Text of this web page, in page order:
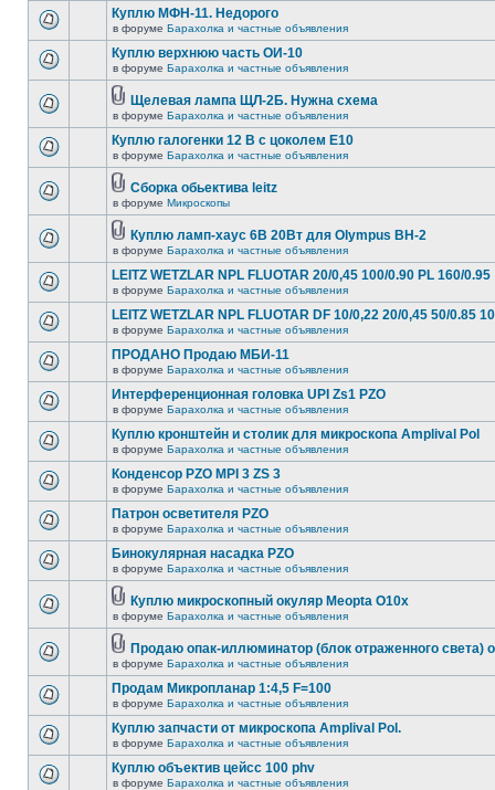
Куплю МФН-11. Недорого
в форуме Барахолка и частные объявления
Куплю верхнюю часть ОИ-10
в форуме Барахолка и частные объявления
Щелевая лампа ЩЛ-2Б. Нужна схема
в форуме Барахолка и частные объявления
Куплю галогенки 12 В с цоколем Е10
в форуме Барахолка и частные объявления
Сборка обьектива leitz
в форуме Микроскопы
Куплю ламп-хаус 6В 20Вт для Olympus BH-2
в форуме Барахолка и частные объявления
LEITZ WETZLAR NPL FLUOTAR 20/0,45 100/0.90 PL 160/0.95
в форуме Барахолка и частные объявления
LEITZ WETZLAR NPL FLUOTAR DF 10/0,22 20/0,45 50/0.85
в форуме Барахолка и частные объявления
ПРОДАНО Продаю МБИ-11
в форуме Барахолка и частные объявления
Интерференционная головка UPI Zs1 PZO
в форуме Барахолка и частные объявления
Куплю кронштейн и столик для микроскопа Amplival Pol
в форуме Барахолка и частные объявления
Конденсор PZO MPI 3 ZS 3
в форуме Барахолка и частные объявления
Патрон осветителя PZO
в форуме Барахолка и частные объявления
Бинокулярная насадка PZO
в форуме Барахолка и частные объявления
Куплю микроскопный окуляр Meopta O10x
в форуме Барахолка и частные объявления
Продаю опак-иллюминатор (блок отраженного света)
в форуме Барахолка и частные объявления
Продам Микропланар 1:4,5 F=100
в форуме Барахолка и частные объявления
Куплю запчасти от микроскопа Amplival Pol.
в форуме Барахолка и частные объявления
Куплю объектив цейсс 100 phv
в форуме Барахолка и частные объявления